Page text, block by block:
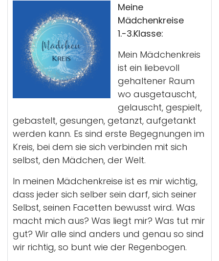
Meine
Mädchenkreise
1.-3.Klasse:
Mein Mädchenkreis
ist ein liebevoll
gehaltener Raum
wo ausgetauscht,
gelauscht, gespielt,
gebastelt, gesungen, getanzt, aufgetankt
werden kann. Es sind erste Begegnungen im
Kreis, bei dem sie sich verbinden mit sich
selbst, den Mädchen, der Welt.
In meinen Mädchenkreise ist es mir wichtig,
dass jeder sich selber sein darf, sich seiner
Selbst, seinen Facetten bewusst wird. Was
macht mich aus? Was liegt mir? Was tut mir
gut? Wir alle sind anders und genau so sind
wir richtig, so bunt wie der Regenbogen.